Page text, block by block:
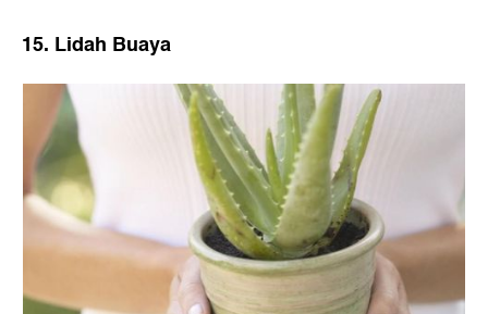
15. Lidah Buaya